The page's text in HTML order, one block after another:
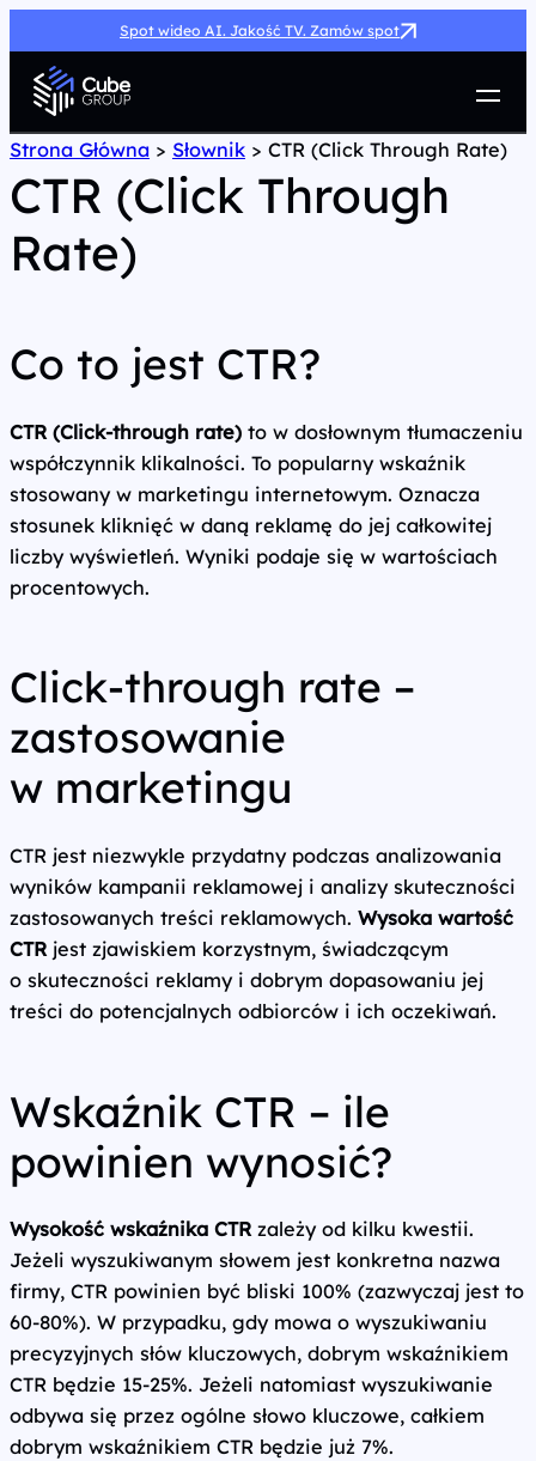
Spot wideo AI. Jakość TV. Zamów spot
Usługi
Jak możemy pomóc
Case Study
Marketing Hub
Kontakt
Strona Główna > Słownik > CTR (Click Through Rate)
CTR (Click Through
Rate)
Co to jest CTR?
CTR (Click-through rate) to w dosłownym tłumaczeniu
współczynnik klikalności. To popularny wskaźnik
stosowany w marketingu internetowym. Oznacza
stosunek kliknięć w daną reklamę do jej całkowitej
liczby wyświetleń. Wyniki podaje się w wartościach
procentowych.
Click-through rate –
zastosowanie
w marketingu
CTR jest niezwykle przydatny podczas analizowania
wyników kampanii reklamowej i analizy skuteczności
zastosowanych treści reklamowych. Wysoka wartość
CTRjest zjawiskiem korzystnym, świadczącym
o skuteczności reklamy i dobrym dopasowaniu jej
treści do potencjalnych odbiorców i ich oczekiwań.
Wskaźnik CTR – ile
powinien wynosić?
Wysokość wskaźnika CTRzależy od kilku kwestii.
Jeżeli wyszukiwanym słowem jest konkretna nazwa
firmy, CTR powinien być bliski 100% (zazwyczaj jest to
60-80%). W przypadku, gdy mowa o wyszukiwaniu
precyzyjnych słów kluczowych, dobrym wskaźnikiem
CTR będzie 15-25%. Jeżeli natomiast wyszukiwanie
odbywa się przez ogólne słowo kluczowe, całkiem
dobrym wskaźnikiem CTR będzie już 7%.